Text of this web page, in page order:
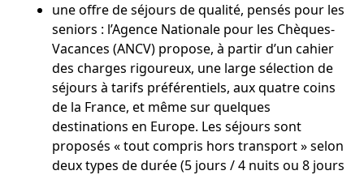
une offre de séjours de qualité, pensés pour les
seniors : l’Agence Nationale pour les Chèques-
Vacances (ANCV) propose, à partir d’un cahier
des charges rigoureux, une large sélection de
séjours à tarifs préférentiels, aux quatre coins
de la France, et même sur quelques
destinations en Europe. Les séjours sont
proposés « tout compris hors transport » selon
deux types de durée (5 jours / 4 nuits ou 8 jours